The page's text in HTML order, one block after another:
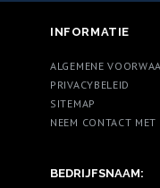
INFORMATIE
ALGEMENE
PRIVACYBELEID
SITEMAP
NEEM CONTACT
BEDRIJFSNAAM: